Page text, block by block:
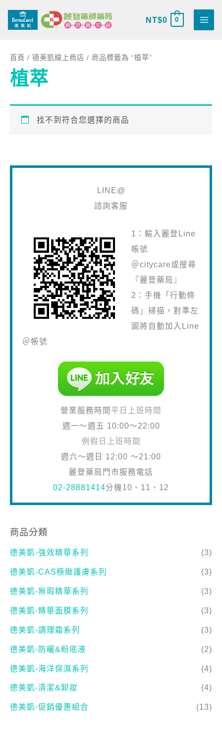
NT$0 0
首頁 / 德美凱線上商店 / 商品標籤為 “植萃”
植萃
找不到符合您選擇的商品
LINE@
諮詢客服
1：輸入麗登Line
帳號
＠citycare或搜尋
『麗登藥局』
2：手機「行動條
碼」掃描，對準左
圖將自動加入Line
＠帳號
營業服務時間 平日上班時間
週一～週五 10:00～22:00
例假日上班時間
週六～週日 12:00 ～21:00
麗登藥局門市服務電話
02-28881414分機10、11、12
商品分類
德美凱-強效精華系列 (3)
德美凱-CAS極緻護膚系列 (3)
德美凱-無瑕精華系列 (3)
德美凱-精華面膜系列 (3)
德美凱-調理霜系列 (3)
德美凱-防曬&粉底液 (2)
德美凱-海洋保濕系列 (4)
德美凱-清潔&卸妝 (4)
德美凱-促銷優惠組合 (13)
尋
鍵
字
: